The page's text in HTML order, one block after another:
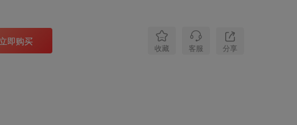
立即购买
收藏 客服 分享